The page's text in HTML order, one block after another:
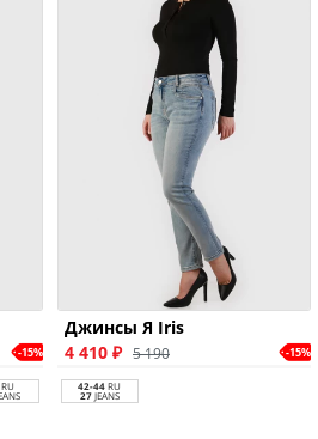
-15%
RU
Джинсы Я Iris
4 410 ₽ 5 190 -15%
42-44RU
27JEANS